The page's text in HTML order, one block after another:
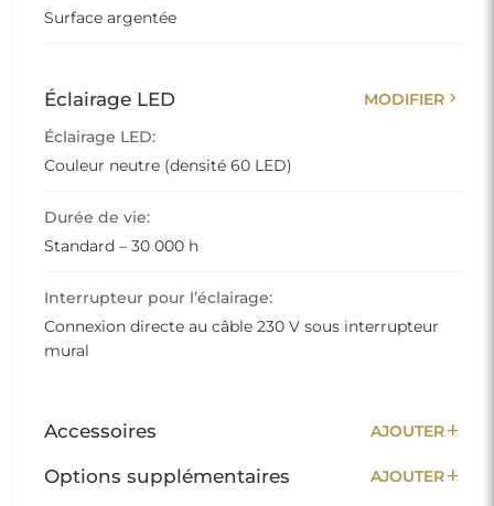
Surface argentée
Éclairage LED MODIFIER chevron_right
Éclairage LED:
Couleur neutre (densité 60 LED)
Durée de vie:
Standard – 30 000 h
Interrupteur pour l’éclairage:
Connexion directe au câble 230 V sous interrupteur
mural
Accessoires AJOUTERadd
Options supplémentaires AJOUTERadd